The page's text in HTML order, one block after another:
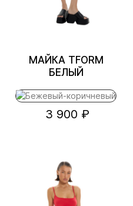
МАЙКА TFORM
БЕЛЫЙ
3 900 ₽